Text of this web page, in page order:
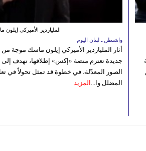
الملياردير الأميركي إيلون
واشنطن ـ لبنان اليوم
أثار الملياردير الأميركي إيلون ماسك موجة
جديدة تعتزم منصة «إكس» إطلاقها، تهدف
الصور المعدّلة، في خطوة قد تمثل تحولاً في
المضلل وا... المزيد